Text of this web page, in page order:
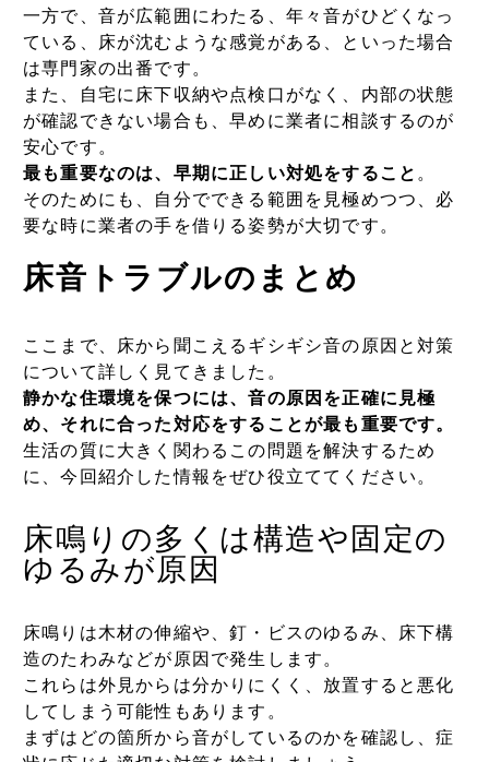
一方で、音が広範囲にわたる、年々音がひどくなっ
ている、床が沈むような感覚がある、といった場合
は専門家の出番です。
また、自宅に床下収納や点検口がなく、内部の状態
が確認できない場合も、早めに業者に相談するのが
安心です。
最も重要なのは、早期に正しい対処をすること 。
そのためにも、自分でできる範囲を見極めつつ、必
要な時に業者の手を借りる姿勢が大切です。
床音トラブルのまとめ
ここまで、床から聞こえるギシギシ音の原因と対策
について詳しく見てきました。
静かな住環境を保つには、音の原因を正確に見極
め、それに合った対応をすることが最も重要です。
生活の質に大きく関わるこの問題を解決するため
に、今回紹介した情報をぜひ役立ててください。
床鳴りの多くは構造や固定の
ゆるみが原因
床鳴りは木材の伸縮や、釘・ビスのゆるみ、床下構
造のたわみなどが原因で発生します。
これらは外見からは分かりにくく、放置すると悪化
してしまう可能性もあります。
まずはどの箇所から音がしているのかを確認し、症